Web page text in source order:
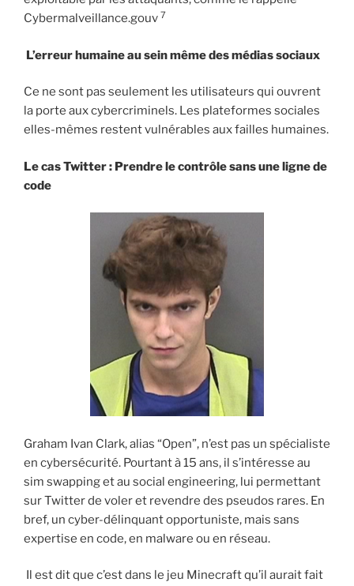
Cybermalveillance.gouv 7
L’erreur humaine au sein même des médias sociaux
Ce ne sont pas seulement les utilisateurs qui ouvrent
la porte aux cybercriminels. Les plateformes sociales
elles-mêmes restent vulnérables aux failles humaines.
Le cas Twitter : Prendre le contrôle sans une ligne de
code
Graham Ivan Clark, alias “Open”, n’est pas un spécialiste
en cybersécurité. Pourtant à 15 ans, il s’intéresse au
sim swapping et au social engineering, lui permettant
sur Twitter de voler et revendre des pseudos rares. En
bref, un cyber-délinquant opportuniste, mais sans
expertise en code, en malware ou en réseau.
Il est dit que c’est dans le jeu Minecraft qu’il aurait fait